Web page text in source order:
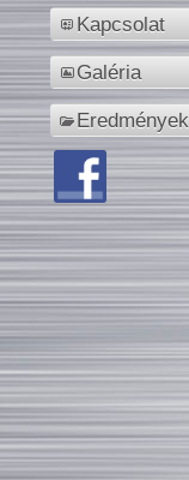
Kapcsolat
Galéria
Eredmények